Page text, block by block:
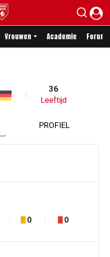
Vrouwen Academie Forum
36
Leeftijd
PROFIEL
0 0